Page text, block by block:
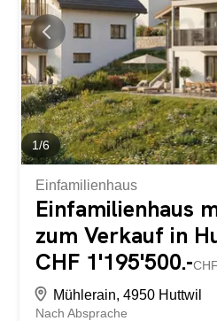
1/6
Einfamilienhaus
Einfamilienhaus
zum Verkauf in
CHF 1'195'500.-
Mühlerain, 4950 Huttwil
Nach Absprache